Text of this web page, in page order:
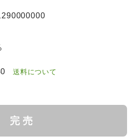
送料について
完 売